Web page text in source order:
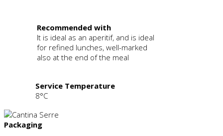
Recommended with
It is ideal as an aperitif, and is ideal
for refined lunches, well-marked
also at the end of the meal
Service Temperature
8°C
Packaging